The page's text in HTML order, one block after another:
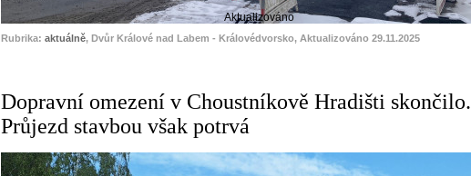
Aktualizováno
Rubrika: aktuálně, Dvůr Králové nad Labem - Královédvorsko, Aktualizováno 29.11.2025
Dopravní omezení v Choustníkově Hradišti skončilo.
Průjezd stavbou však potrvá